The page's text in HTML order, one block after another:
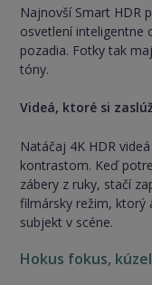
Najnovší Smart HDR
osvetlení inteligentne
pozadia. Fotky tak
tóny.
Videá, ktoré si
Natáčaj 4K HDR
kontrastom. Keď
zábery z ruky, stačí
filmársky režim,
subjekt v scéne.
Hokus fokus,